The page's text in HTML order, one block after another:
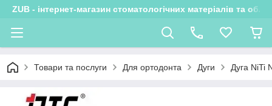
ZUB - інтернет-магазин стоматологічних матеріалів та
Товари та послуги Для ортодонта Дуги Дуга NiTi